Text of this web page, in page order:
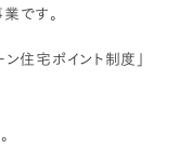
です。
住宅ポイント制度」